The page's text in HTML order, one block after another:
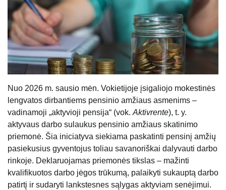
Nuo 2026 m. sausio mėn. Vokietijoje įsigaliojo mokestinės
lengvatos dirbantiems pensinio amžiaus asmenims –
vadinamoji „aktyvioji pensija“ (vok.Aktivrente), t. y.
aktyvaus darbo sulaukus pensinio amžiaus skatinimo
priemonė. Šia iniciatyva siekiama paskatinti pensinį amžių
pasiekusius gyventojus toliau savanoriškai dalyvauti darbo
rinkoje. Deklaruojamas priemonės tikslas – mažinti
kvalifikuotos darbo jėgos trūkumą, palaikyti sukauptą darbo
patirtį ir sudaryti lankstesnes sąlygas aktyviam senėjimui.